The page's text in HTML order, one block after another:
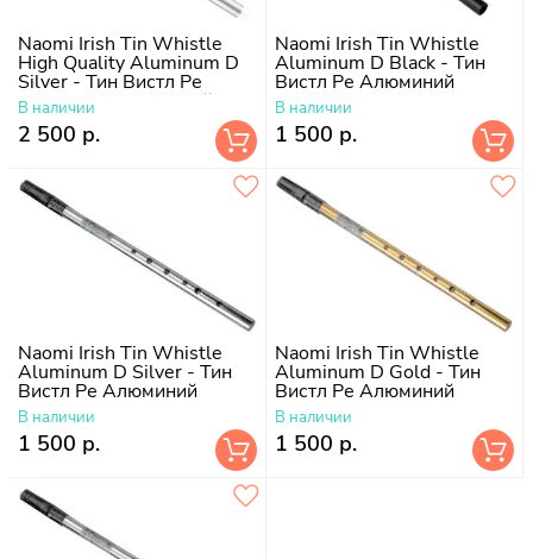
Naomi Irish Tin Whistle
High Quality Aluminum D
Silver - Тин Вистл Ре
Высококачественный
алюминий
В наличии
2 500 р.
Naomi Irish Tin Whistle
Aluminum D Black - Тин
Вистл Ре Алюминий
В наличии
1 500 р.
Naomi Irish Tin Whistle
Aluminum D Silver - Тин
Вистл Ре Алюминий
В наличии
1 500 р.
Naomi Irish Tin Whistle
Aluminum D Gold - Тин
Вистл Ре Алюминий
В наличии
1 500 р.